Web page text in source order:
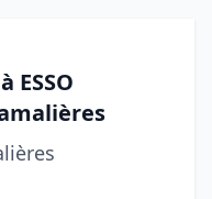
ESSO